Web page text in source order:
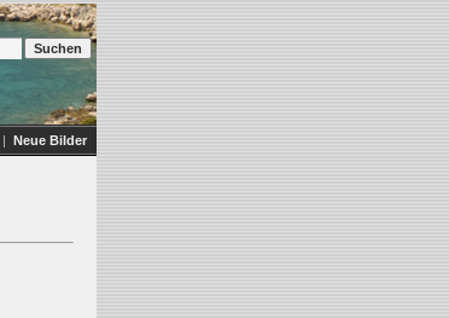
| Neue Bilder